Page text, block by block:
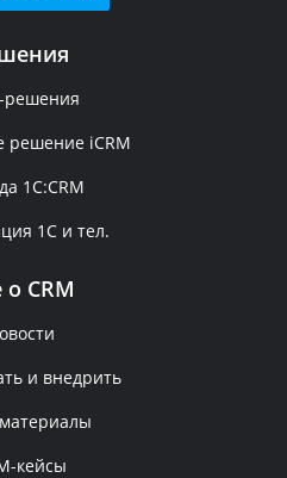
решения
решение iCRM
1C:CRM
1С и тел.
о CRM
и внедрить
кейсы